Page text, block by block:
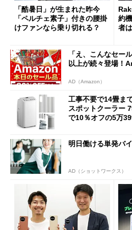
「酷暑日」が生まれた昨今
「ペルチェ素子」付きの腰掛
けファンなら乗り切れる？
約
者
「え、こんなセー
以上が続々登場！
AD（Amazon）
工事不要で14畳ま
スポットクーラー
で10％オフの5万
明日働ける単発バ
AD（ショットワークス）